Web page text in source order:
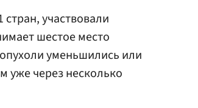
участвовали
шестое место
уменьшились или
уже через несколько